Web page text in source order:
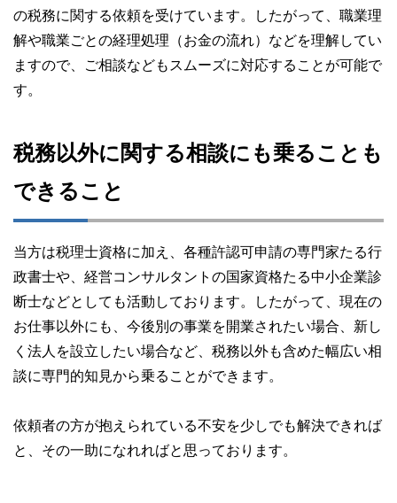
の税務に関する依頼を受けています。したがって、職業理
解や職業ごとの経理処理（お金の流れ）などを理解してい
ますので、ご相談などもスムーズに対応することが可能で
す。
税務以外に関する相談にも乗ることも
できること
当方は税理士資格に加え、各種許認可申請の専門家たる行
政書士や、経営コンサルタントの国家資格たる中小企業診
断士などとしても活動しております。したがって、現在の
お仕事以外にも、今後別の事業を開業されたい場合、新し
く法人を設立したい場合など、税務以外も含めた幅広い相
談に専門的知見から乗ることができます。
依頼者の方が抱えられている不安を少しでも解決できれば
と、その一助になれればと思っております。